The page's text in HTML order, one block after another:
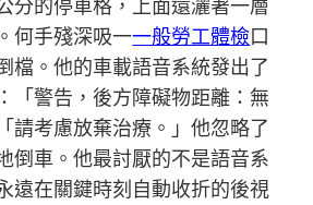
分的停車格，上面還灑著一層
何手殘深吸一一般勞工體檢口
檔。他的車載語音系統發出了
「警告，後方障礙物距離：無
請考慮放棄治療。」他忽略了
倒車。他最討厭的不是語音系
遠在關鍵時刻自動收折的後視